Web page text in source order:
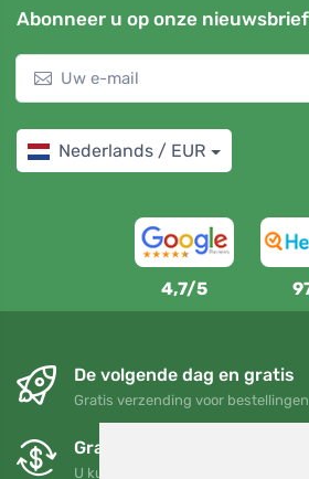
Abonneer u op onze nieuwsbrief
Nederlands / EUR
4,7/5
De volgende dag en gratis
Gratis verzending voor
Gratis ruilen en retourneren
U kunt uw bestelling op elk